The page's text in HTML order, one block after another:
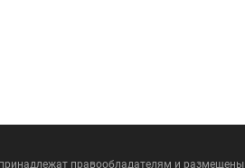
правообладателям и размещены